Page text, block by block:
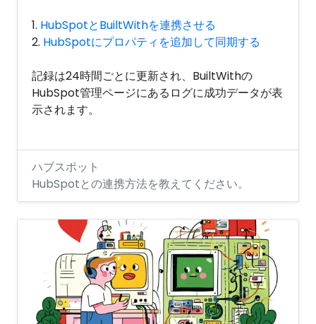
1. HubSpotとBuiltWithを連携させる
2. HubSpotにプロパティを追加して同期する
記録は24時間ごとに更新され、BuiltWithの
HubSpot管理ページにあるログに成功データが表
示されます。
ハブスポット
HubSpotとの連携方法を教えてください。